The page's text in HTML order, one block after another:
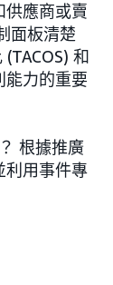
供應商或賣
面板清楚
和
能力的重要
根據推廣
利用事件專